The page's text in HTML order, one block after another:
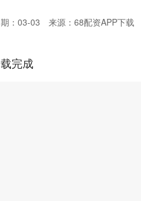
：03-03 来源：68配资APP下载
完成